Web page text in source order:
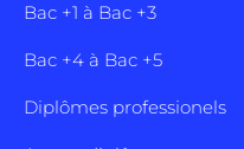
Bac +1 à Bac +3
Bac +4 à Bac +5
Diplômes professionels